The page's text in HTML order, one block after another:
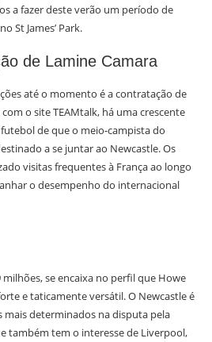
a fazer deste verão um período de
St James’ Park.
de Lamine Camara
até o momento é a contratação de
o site TEAMtalk, há uma crescente
de que o meio-campista do
a se juntar ao Newcastle. Os
visitas frequentes à França ao longo
o desempenho do internacional
se encaixa no perfil que Howe
e taticamente versátil. O Newcastle é
mais determinados na disputa pela
também tem o interesse de Liverpool,